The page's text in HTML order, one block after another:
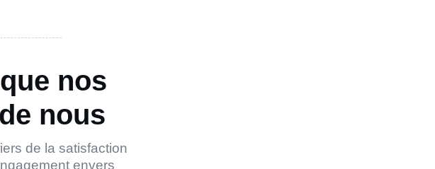
nos
nous
de la satisfaction
envers